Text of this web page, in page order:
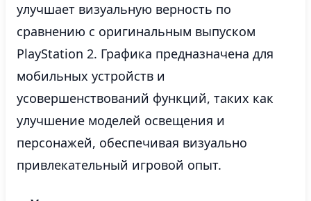
улучшает визуальную верность по
сравнению с оригинальным выпуском
PlayStation 2. Графика предназначена для
мобильных устройств и
усовершенствований функций, таких как
улучшение моделей освещения и
персонажей, обеспечивая визуально
привлекательный игровой опыт.